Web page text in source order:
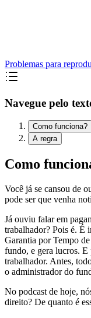
Problemas para
Navegue pelo
Como funciona?
A regra
Como
Você já se cansou de
pode ser que venha
Já ouviu falar em
trabalhador? Pois é. É
Garantia por Tempo
fundo, e gera lucros. E
trabalhador. Antes,
o administrador do
No podcast de hoje,
direito? De quanto é